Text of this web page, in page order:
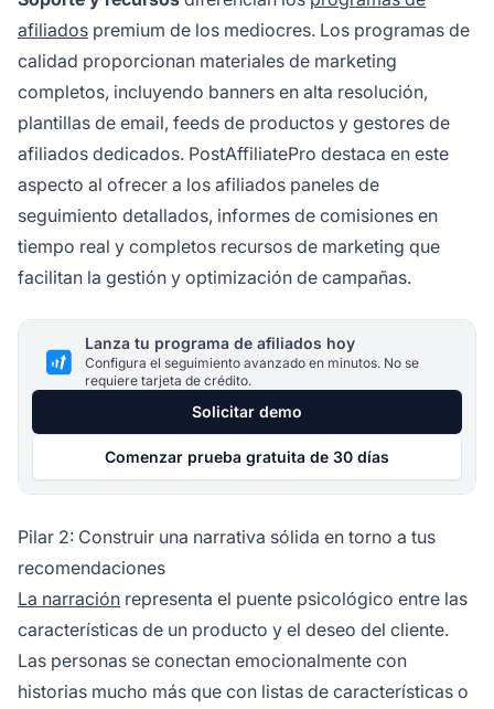
afiliados premium de los mediocres. Los programas de
calidad proporcionan materiales de marketing
completos, incluyendo banners en alta resolución,
plantillas de email, feeds de productos y gestores de
afiliados dedicados. PostAffiliatePro destaca en este
aspecto al ofrecer a los afiliados paneles de
seguimiento detallados, informes de comisiones en
tiempo real y completos recursos de marketing que
facilitan la gestión y optimización de campañas.
Lanza tu programa de afiliados hoy
Configura el seguimiento avanzado en minutos. No se
requiere tarjeta de crédito.
Solicitar demo
Comenzar prueba gratuita de 30 días
Pilar 2: Construir una narrativa sólida en torno a tus
recomendaciones
La narración representa el puente psicológico entre las
características de un producto y el deseo del cliente.
Las personas se conectan emocionalmente con
historias mucho más que con listas de características o